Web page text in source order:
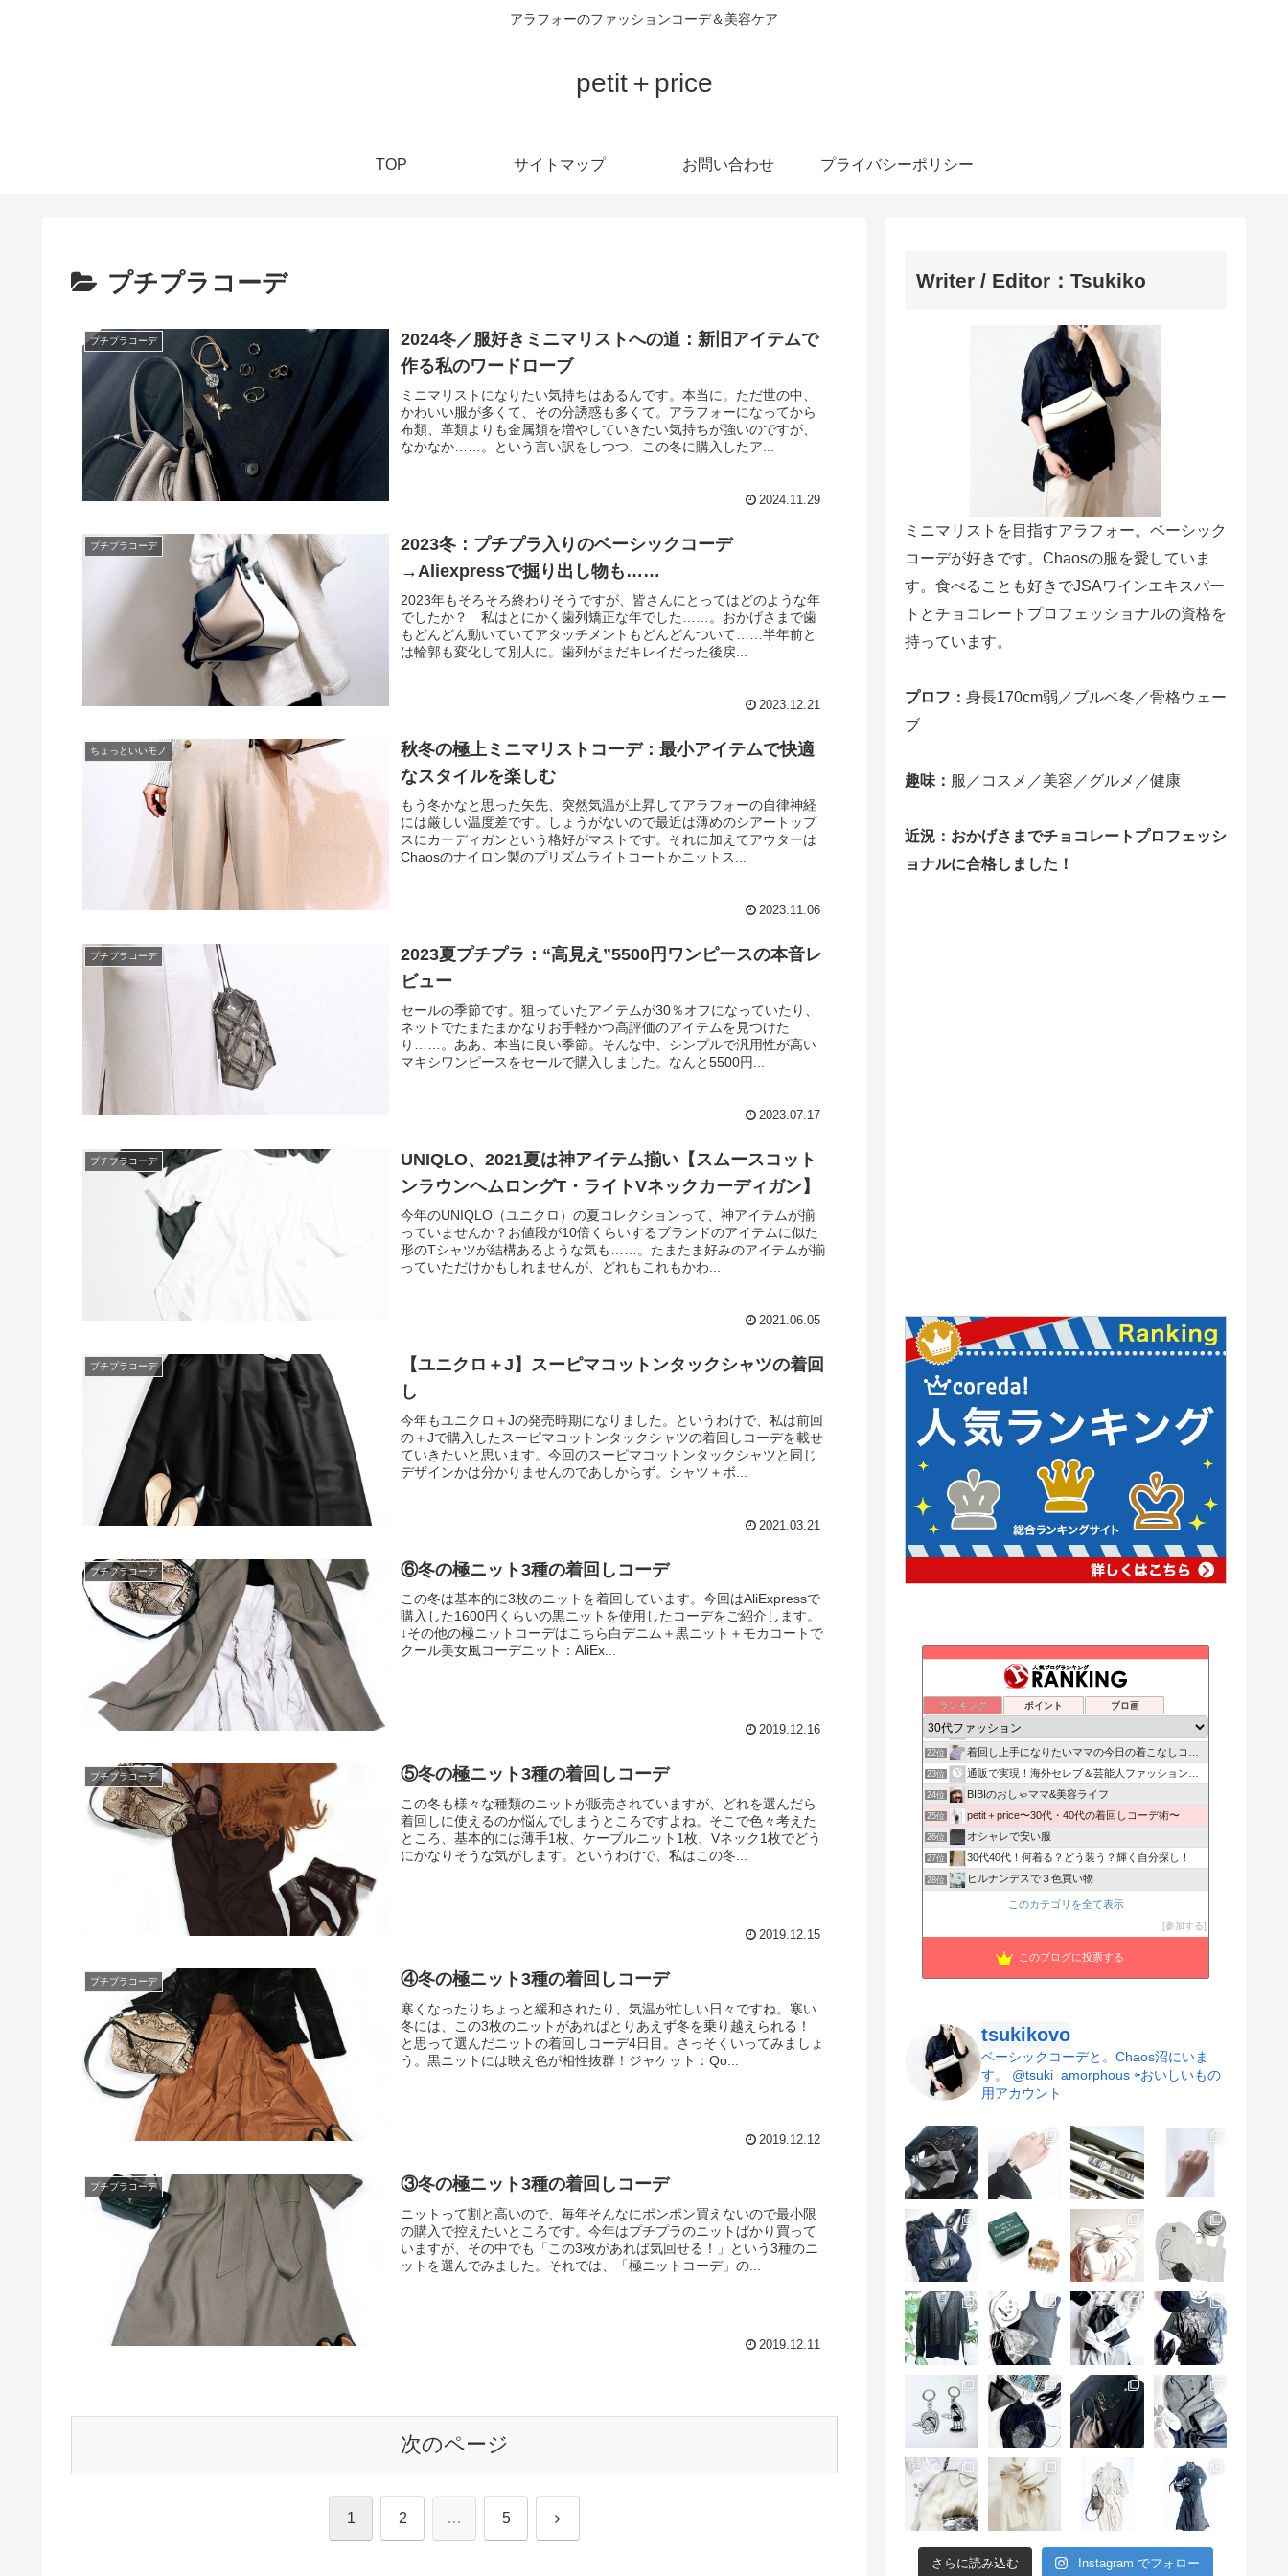
アラフォーのファッションコーデ＆美容ケア
petit＋price
TOP サイトマップ お問い合わせ プライバシーポリシー
プチプラコーデ
プチプラコーデ
2024冬／服好きミニマリストへの道：新旧アイテムで
作る私のワードローブ
ミニマリストになりたい気持ちはあるんです。本当に。ただ世の中、
かわいい服が多くて、その分誘惑も多くて。アラフォーになってから
布類、革類よりも金属類を増やしていきたい気持ちが強いのですが、
なかなか……。という言い訳をしつつ、この冬に購入したア...
2024.11.29
プチプラコーデ
2023冬：プチプラ入りのベーシックコーデ
→Aliexpressで掘り出し物も……
2023年もそろそろ終わりそうですが、皆さんにとってはどのような年
でしたか？ 私はとにかく歯列矯正な年でした……。おかげさまで歯
もどんどん動いていてアタッチメントもどんどんついて……半年前と
は輪郭も変化して別人に。歯列がまだキレイだった後戻...
2023.12.21
ちょっといいモノ
秋冬の極上ミニマリストコーデ：最小アイテムで快適
なスタイルを楽しむ
もう冬かなと思った矢先、突然気温が上昇してアラフォーの自律神経
には厳しい温度差です。しょうがないので最近は薄めのシアートップ
スにカーディガンという格好がマストです。それに加えてアウターは
Chaosのナイロン製のプリズムライトコートかニットス...
2023.11.06
プチプラコーデ
2023夏プチプラ：“高見え”5500円ワンピースの本音レ
ビュー
セールの季節です。狙っていたアイテムが30％オフになっていたり、
ネットでたまたまかなりお手軽かつ高評価のアイテムを見つけた
り……。ああ、本当に良い季節。そんな中、シンプルで汎用性が高い
マキシワンピースをセールで購入しました。なんと5500円...
2023.07.17
プチプラコーデ
UNIQLO、2021夏は神アイテム揃い【スムースコット
ンラウンヘムロングT・ライトVネックカーディガン】
今年のUNIQLO（ユニクロ）の夏コレクションって、神アイテムが揃
っていませんか？お値段が10倍くらいするブランドのアイテムに似た
形のTシャツが結構あるような気も……。たまたま好みのアイテムが揃
っていただけかもしれませんが、どれもこれもかわ...
2021.06.05
プチプラコーデ
【ユニクロ＋J】スーピマコットンタックシャツの着回
し
今年もユニクロ＋Jの発売時期になりました。というわけで、私は前回
の＋Jで購入したスーピマコットンタックシャツの着回しコーデを載せ
ていきたいと思います。今回のスーピマコットンタックシャツと同じ
デザインかは分かりませんのであしからず。シャツ＋ボ...
2021.03.21
プチプラコーデ ⑥冬の極ニット3種の着回しコーデ
この冬は基本的に3枚のニットを着回しています。今回はAliExpressで
購入した1600円くらいの黒ニットを使用したコーデをご紹介します。
↓その他の極ニットコーデはこちら白デニム＋黒ニット＋モカコートで
クール美女風コーデニット：AliEx...
2019.12.16
プチプラコーデ ⑤冬の極ニット3種の着回しコーデ
この冬も様々な種類のニットが販売されていますが、どれを選んだら
着回しに使えるのか悩んでしまうところですよね。そこで色々考えた
ところ、基本的には薄手1枚、ケーブルニット1枚、Vネック1枚でどう
にかなりそうな気がします。というわけで、私はこの冬...
2019.12.15
プチプラコーデ ④冬の極ニット3種の着回しコーデ
寒くなったりちょっと緩和されたり、気温が忙しい日々ですね。寒い
冬には、この3枚のニットがあればとりあえず冬を乗り越えられる！
と思って選んだニットの着回しコーデ4日目。さっそくいってみましょ
う。黒ニットには映え色が相性抜群！ジャケット：Qo...
2019.12.12
プチプラコーデ ③冬の極ニット3種の着回しコーデ
ニットって割と高いので、毎年そんなにポンポン買えないので最小限
の購入で控えたいところです。今年はプチプラのニットばかり買って
いますが、その中でも「この3枚があれば気回せる！」という3種のニ
ットを選んでみました。それでは、「極ニットコーデ」の...
2019.12.11
次のページ
1 2 … 5 次
Writer / Editor：Tsukiko
ミニマリストを目指すアラフォー。ベーシック
コーデが好きです。Chaosの服を愛していま
す。食べることも好きでJSAワインエキスパー
トとチョコレートプロフェッショナルの資格を
持っています。
プロフ： 身長170cm弱／ブルベ冬／骨格ウェー
ブ
趣味： 服／コスメ／美容／グルメ／健康
近況：おかげさまでチョコレートプロフェッシ
ョナルに合格しました！
ランキング ポイント ブロ画
まなきのなるようにするさ！
natsumiの気まぐれブログ。美容コスメ服グルメはてな
20位 *Simple Style*
21位 ぐうたらワーキングマザーの日記
22位 着回し上手になりたいママの今日の着こなしコーデ術！
23位 通販で実現！海外セレブ＆芸能人ファッションブログ
24位 BIBIのおしゃママ&美容ライフ
25位 petit＋price〜30代・40代の着回しコーデ術〜
26位 オシャレで安い服
27位 30代40代！何着る？どう装う？輝く自分探し！
28位 ヒルナンデスで３色買い物
reeeeeeeeeのblog
アラサーのプチプラコーデでひめねこな日常
このカテゴリを全て表示
参加する
このブログに投票する
tsukikovo
ベーシックコーデと。Chaos沼にいま
す。
@tsuki_amorphous ⇦おいしいもの
用アカウント
さらに読み込む Instagram でフォロー